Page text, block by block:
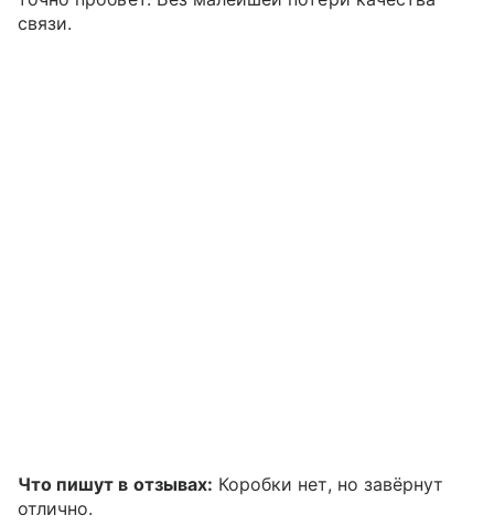
связи.
Что пишут в отзывах: Коробки нет, но завёрнут
отлично.